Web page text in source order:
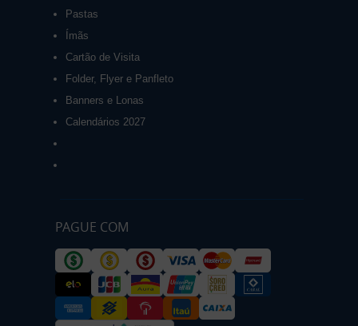
Pastas
Ímãs
Cartão de Visita
Folder, Flyer e Panfleto
Banners e Lonas
Calendários 2027
PAGUE COM